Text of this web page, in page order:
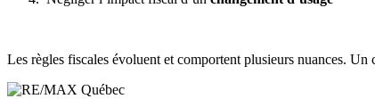
Les règles fiscales évoluent et comportent plusieurs nuances.